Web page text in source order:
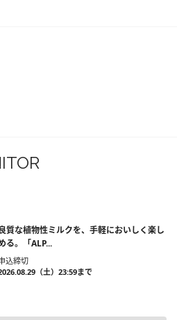
質な植物性ミルクを、手軽においしく楽し
る。「ALP...
込締切
（土）23:59まで